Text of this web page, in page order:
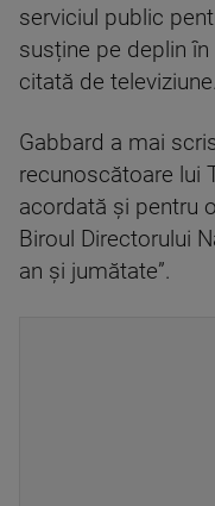
serviciul public
susține pe deplin
citată de televiziune.
Gabbard a mai
recunoscătoare lui
acordată și pentru
Biroul Directorului
an și jumătate”.